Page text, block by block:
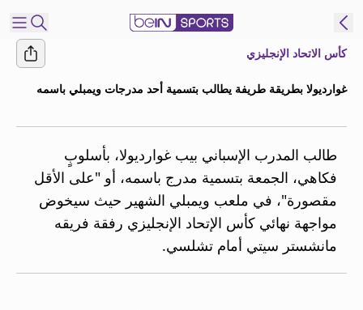
النسخة
MENA
إدارة
التنبيهات
انضم
كأس الاتحاد الإنجليزي
غوارديولا بطريقة طريفة يطالب بتسمية أحد مدرجات ويمبلي باسمه
طالب المدرب الإسباني بيب غوارديولا، بأسلوبٍ
فكاهي، الجمعة بتسمية مدرج باسمه، أو "على الأقل
مقصورة"، في ملعب ويمبلي الشهير حيث سيخوض
مواجهة نهائي كأس الإتحاد الإنجليزي رفقة فريقه
مانشستر سيتي أمام تشلسي.